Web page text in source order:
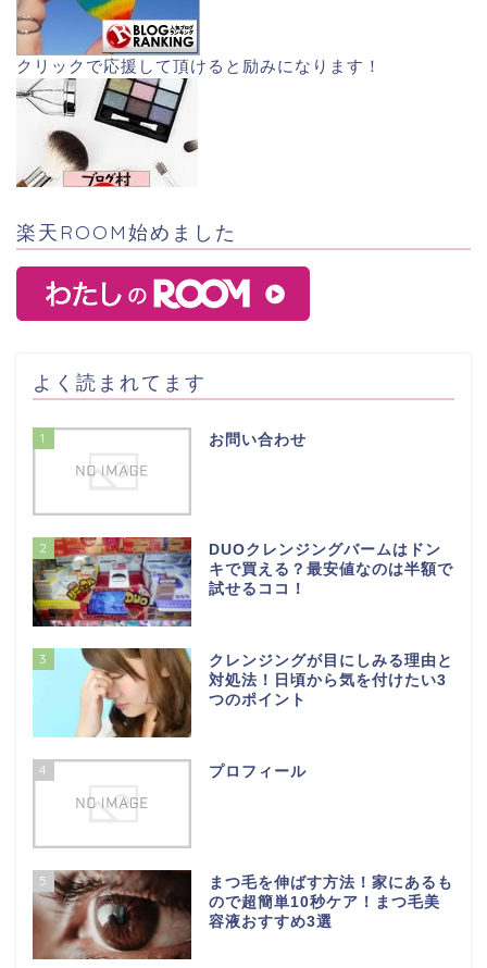
クリックで応援して頂けると励みになります！
楽天ROOM始めました
よく読まれてます
1 お問い合わせ
2
DUOクレンジングバームはドン
キで買える？最安値なのは半額で
試せるココ！
3
クレンジングが目にしみる理由と
対処法！日頃から気を付けたい3
つのポイント
4 プロフィール
5
まつ毛を伸ばす方法！家にあるも
ので超簡単10秒ケア！まつ毛美
容液おすすめ3選